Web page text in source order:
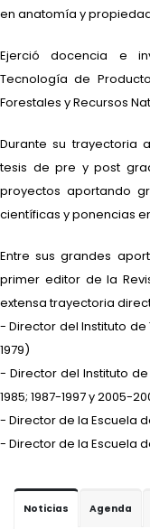
en anatomía y
Ejerció docencia e
Tecnología de
Forestales y Recursos
Durante su trayectoria
tesis de pre y post
proyectos aportando
científicas y ponencias
Entre sus grandes
primer editor de la
extensa trayectoria
- Director del Instituto
1979)
- Director del Instituto
1985; 1987-1997 y 2005-
- Director de la Escuela
- Director de la Escuela
Noticias Agenda